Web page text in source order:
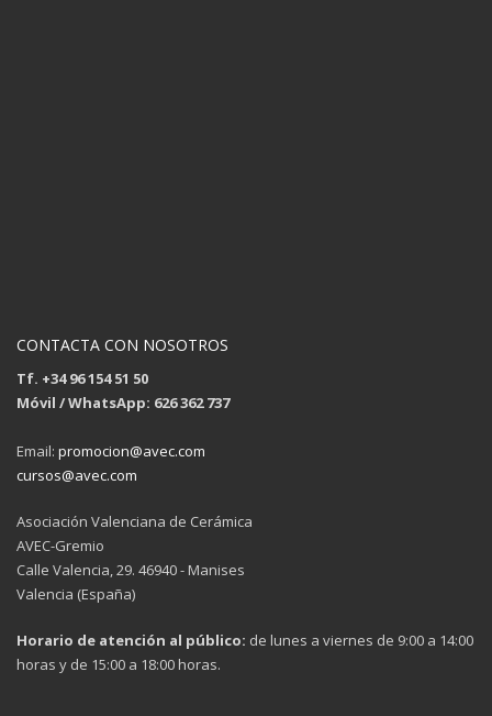
CONTACTA CON NOSOTROS
Tf. +34 96 154 51 50
Móvil / WhatsApp: 626 362 737
Email: promocion@avec.com
cursos@avec.com
Asociación Valenciana de Cerámica
AVEC-Gremio
Calle Valencia, 29. 46940 - Manises
Valencia (España)
Horario de atención al público: de lunes a viernes de 9:00 a 14:00
horas y de 15:00 a 18:00 horas.